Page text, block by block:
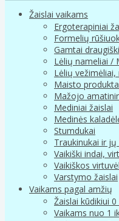
Žaislai vaikams
Ergoterapiniai
Formelių
Gamtai
Lėlių nameliai /
Lėlių
Maisto
Mažojo
Mediniai žaislai
Medinės
Stumdukai
Traukinukai ir
Vaikiški indai,
Vaikiškos
Varstymo žaislai
Vaikams pagal amžių
Žaislai kūdikiui
Vaikams nuo 1